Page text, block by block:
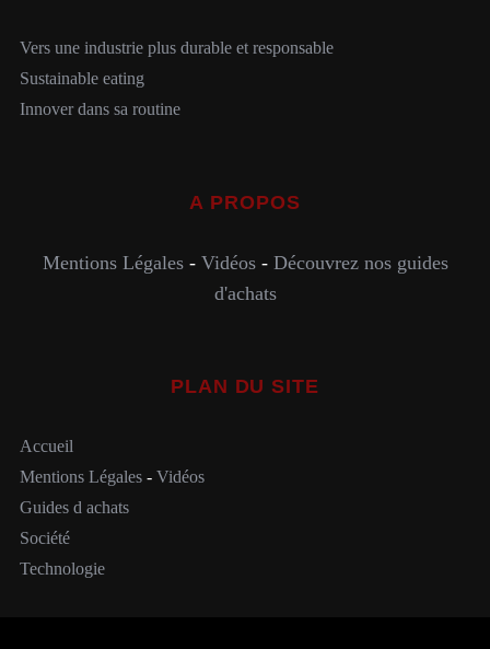
Vers une industrie plus durable et responsable
Sustainable eating
Innover dans sa routine
A PROPOS
Mentions Légales- Vidéos- Découvrez nos guides
d'achats
PLAN DU SITE
Accueil
Mentions Légales- Vidéos
Guides d achats
Société
Technologie